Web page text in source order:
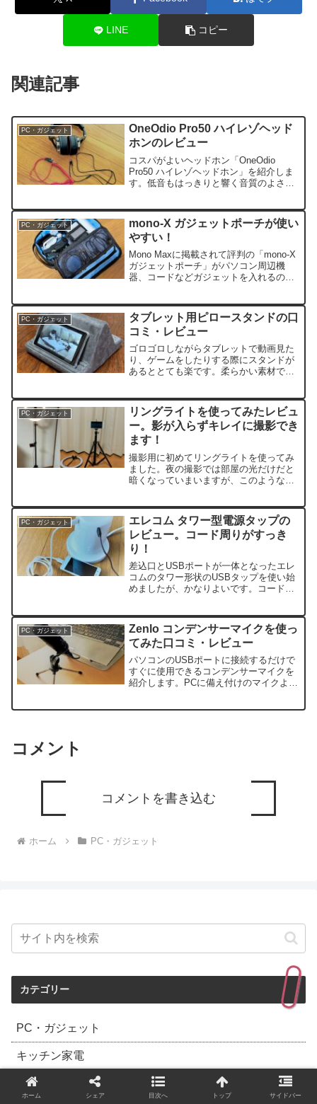
LINE コピー
関連記事
PC・ガジェット
OneOdio Pro50 ハイレゾヘッド
ホンのレビュー
コスパがよいヘッドホン「OneOdio
Pro50 ハイレゾヘッドホン」を紹介しま
す。低音もはっきりと響く音質のよさ、
PC・ガジェット
mono-X ガジェットポーチが使い
やすい！
Mono Maxに掲載されて評判の「mono-X
ガジェットポーチ」がパソコン周辺機
器、コードなどガジェットを入れるのに
スムーズ...
PC・ガジェット
タブレット用ピロースタンドの口
コミ・レビュー
ゴロゴロしながらタブレットで動画見た
り、ゲームをしたりする際にスタンドが
あるととても楽です。柔らかい素材でお
トライフがよりよいも...
PC・ガジェット
リングライトを使ってみたレビュ
ー。影が入らずキレイに撮影でき
ます！
撮影用に初めてリングライトを使ってみ
ました。夜の撮影では部屋の光だけだと
暗くなっていまいますが、このようなラ
PC・ガジェット
エレコム タワー型電源タップの
レビュー。コード周りがすっき
り！
差込口とUSBポートが一体となったエレ
コムのタワー形状のUSBタップを使い始
めましたが、かなりよいです。コード周
PC・ガジェット
Zenlo コンデンサーマイクを使っ
てみた口コミ・レビュー
パソコンのUSBポートに接続するだけで
すぐに使用できるコンデンサーマイクを
紹介します。PCに備え付けのマイクより
コメント
コメントを書き込む
ホーム PC・ガジェット
カテゴリー
PC・ガジェット
キッチン家電
健康家電
ホーム シェア 目次へ トップ サイドバー